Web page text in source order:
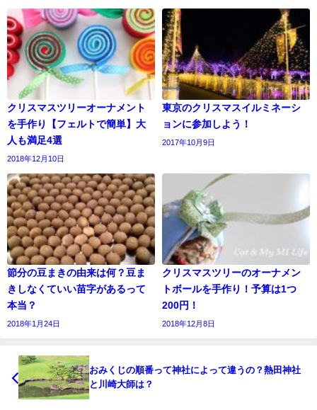
クリスマスツリーオーナメント
を手作り【フェルトで簡単】大
人も満足4選
2018年12月10日
東京のクリスマスイルミネーシ
ョンに参加しよう！
2017年10月9日
節分の豆まきの由来は何？豆ま
きしなくていい苗字があるって
本当？
2018年1月24日
クリスマスツリーのオーナメン
トボールを手作り！予算は1つ
200円！
2018年12月8日
おみくじの順番って神社によって違うの？熱田神社
と川崎大師は？